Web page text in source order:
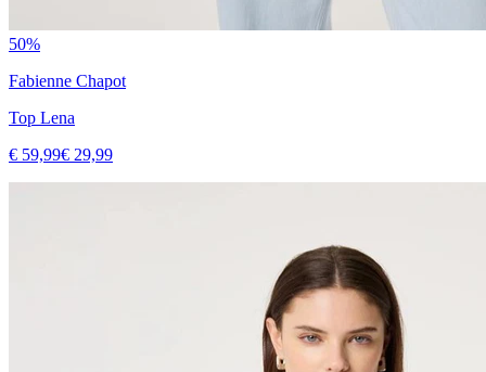
50%
Fabienne Chapot
Top Lena
€ 59,99€ 29,99